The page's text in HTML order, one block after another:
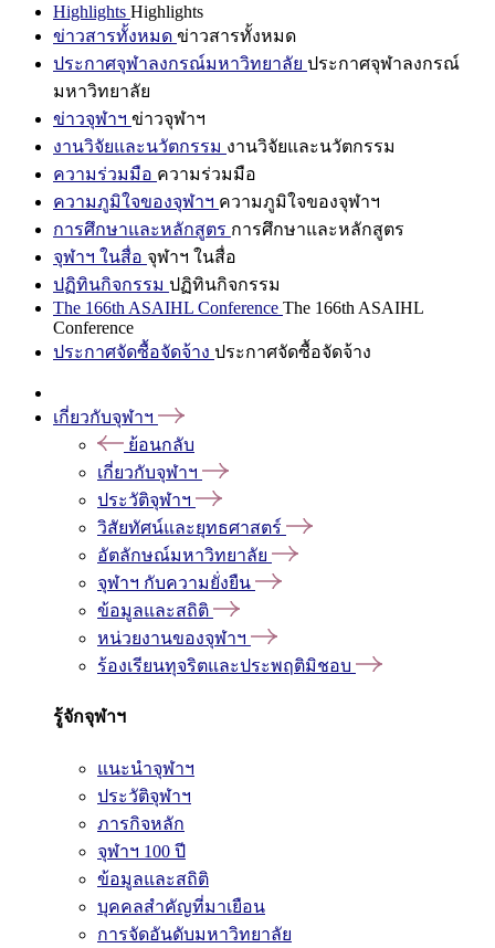
Highlights Highlights
ข่าวสารทั้งหมด ข่าวสารทั้งหมด
ประกาศจุฬาลงกรณ์มหาวิทยาลัย ประกาศจุฬาลงกรณ์
มหาวิทยาลัย
ข่าวจุฬาฯ ข่าวจุฬาฯ
งานวิจัยและนวัตกรรม งานวิจัยและนวัตกรรม
ความร่วมมือ ความร่วมมือ
ความภูมิใจของจุฬาฯ ความภูมิใจของจุฬาฯ
การศึกษาและหลักสูตร การศึกษาและหลักสูตร
จุฬาฯ ในสื่อ จุฬาฯ ในสื่อ
ปฏิทินกิจกรรม ปฏิทินกิจกรรม
The 166th ASAIHL Conference The 166th ASAIHL
Conference
ประกาศจัดซื้อจัดจ้าง ประกาศจัดซื้อจัดจ้าง
เกี่ยวกับจุฬาฯ
ย้อนกลับ
เกี่ยวกับจุฬาฯ
ประวัติจุฬาฯ
วิสัยทัศน์และยุทธศาสตร์
อัตลักษณ์มหาวิทยาลัย
จุฬาฯ กับความยั่งยืน
ข้อมูลและสถิติ
หน่วยงานของจุฬาฯ
ร้องเรียนทุจริตและประพฤติมิชอบ
รู้จักจุฬาฯ
แนะนำจุฬาฯ
ประวัติจุฬาฯ
ภารกิจหลัก
จุฬาฯ 100 ปี
ข้อมูลและสถิติ
บุคคลสำคัญที่มาเยือน
การจัดอันดับมหาวิทยาลัย